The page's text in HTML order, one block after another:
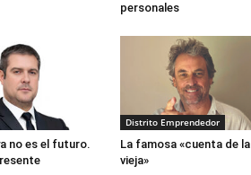
personales
no es el futuro.
Distrito Emprendedor
La famosa «cuenta de la
vieja»